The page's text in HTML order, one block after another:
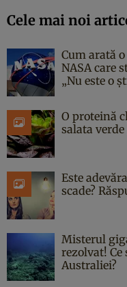
Cele mai noi
Cum arată
NASA care
„Nu este o
O proteină
salata
Este
scade?
Misterul
rezolvat!
Australiei?